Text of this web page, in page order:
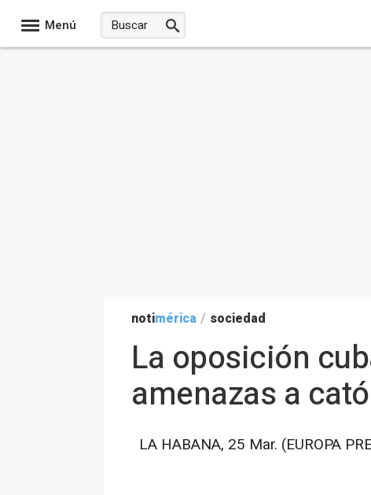
Menú
notimérica / sociedad
La oposición
amenazas a
LA HABANA, 25 Mar. (EUROPA